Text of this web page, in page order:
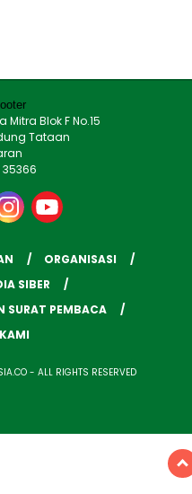
Blok F No.15
Tataan
ORGANISASI
SIBER
SURAT PEMBACA
- ALL RIGHTS RESERVED